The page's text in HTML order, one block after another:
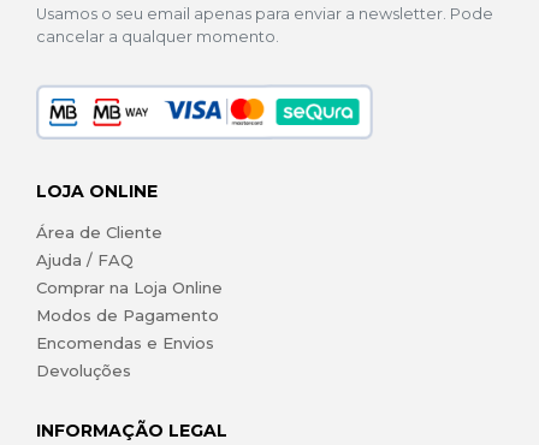
Usamos o seu email apenas para enviar a newsletter. Pode
cancelar a qualquer momento.
LOJA ONLINE
Área de Cliente
Ajuda / FAQ
Comprar na Loja Online
Modos de Pagamento
Encomendas e Envios
Devoluções
INFORMAÇÃO LEGAL